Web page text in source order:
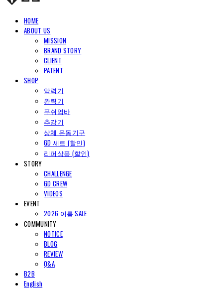
HOME
ABOUT US
MISSION
BRAND STORY
CLIENT
PATENT
SHOP
악력기
완력기
푸쉬업바
추감기
상체 운동기구
GD 세트 (할인)
리퍼상품 (할인)
STORY
CHALLENGE
GD CREW
VIDEOS
EVENT
2026 여름 SALE
COMMUNITY
NOTICE
BLOG
REVIEW
Q&A
B2B
English